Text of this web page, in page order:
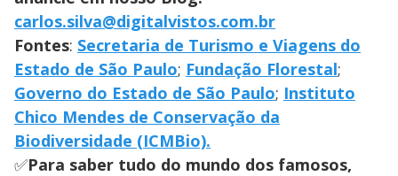
carlos.silva@digitalvistos.com.br
Fontes: Secretaria de Turismo e Viagens do
Estado de São Paulo; Fundação Florestal;
Governo do Estado de São Paulo; Instituto
Chico Mendes de Conservação da
Biodiversidade (ICMBio).
✅Para saber tudo do mundo dos famosos,